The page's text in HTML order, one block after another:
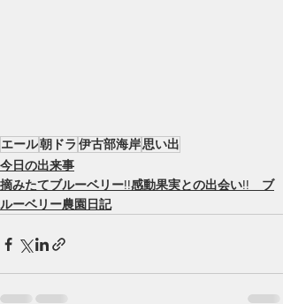
エール朝ドラ 伊古部海岸思い出
今日の出来事
摘みたてブルーベリー!!感動果実との出会い!! ブ
ルーベリー農園日記